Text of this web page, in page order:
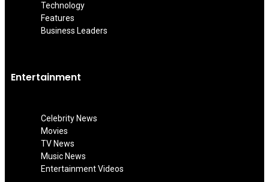
Technology
Features
Business Leaders
Entertainment
Celebrity News
Movies
TV News
Music News
Entertainment Videos